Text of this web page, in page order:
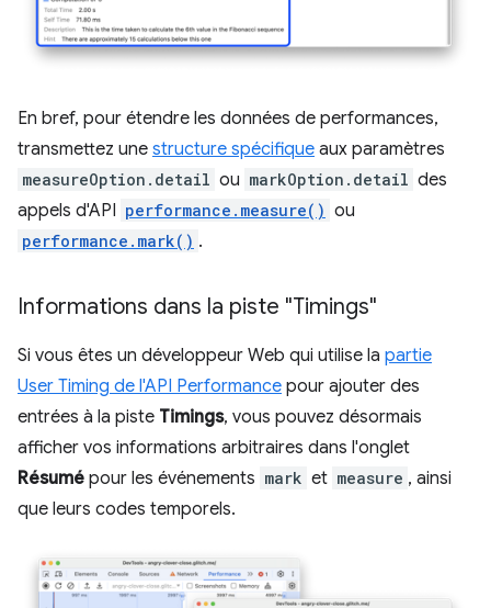
En bref, pour étendre les données de performances,
transmettez une structure spécifique aux paramètres
measureOption.detail ou markOption.detail des
appels d'API performance.measure() ou
performance.mark() .
Informations dans la piste "Timings"
Si vous êtes un développeur Web qui utilise la partie
User Timing de l'API Performance pour ajouter des
entrées à la piste Timings, vous pouvez désormais
afficher vos informations arbitraires dans l'onglet
Résumé pour les événements mark et measure , ainsi
que leurs codes temporels.